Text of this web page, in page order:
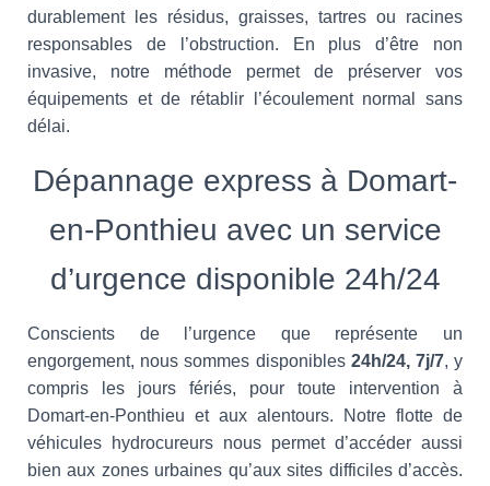
durablement les résidus, graisses, tartres ou racines
responsables de l’obstruction. En plus d’être non
invasive, notre méthode permet de préserver vos
équipements et de rétablir l’écoulement normal sans
délai.
Dépannage express à Domart-
en-Ponthieu avec un service
d’urgence disponible 24h/24
Conscients de l’urgence que représente un
engorgement, nous sommes disponibles 24h/24, 7j/7, y
compris les jours fériés, pour toute intervention à
Domart-en-Ponthieu et aux alentours. Notre flotte de
véhicules hydrocureurs nous permet d’accéder aussi
bien aux zones urbaines qu’aux sites difficiles d’accès.